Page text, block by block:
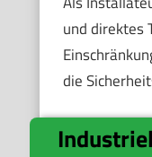
und direktes
die